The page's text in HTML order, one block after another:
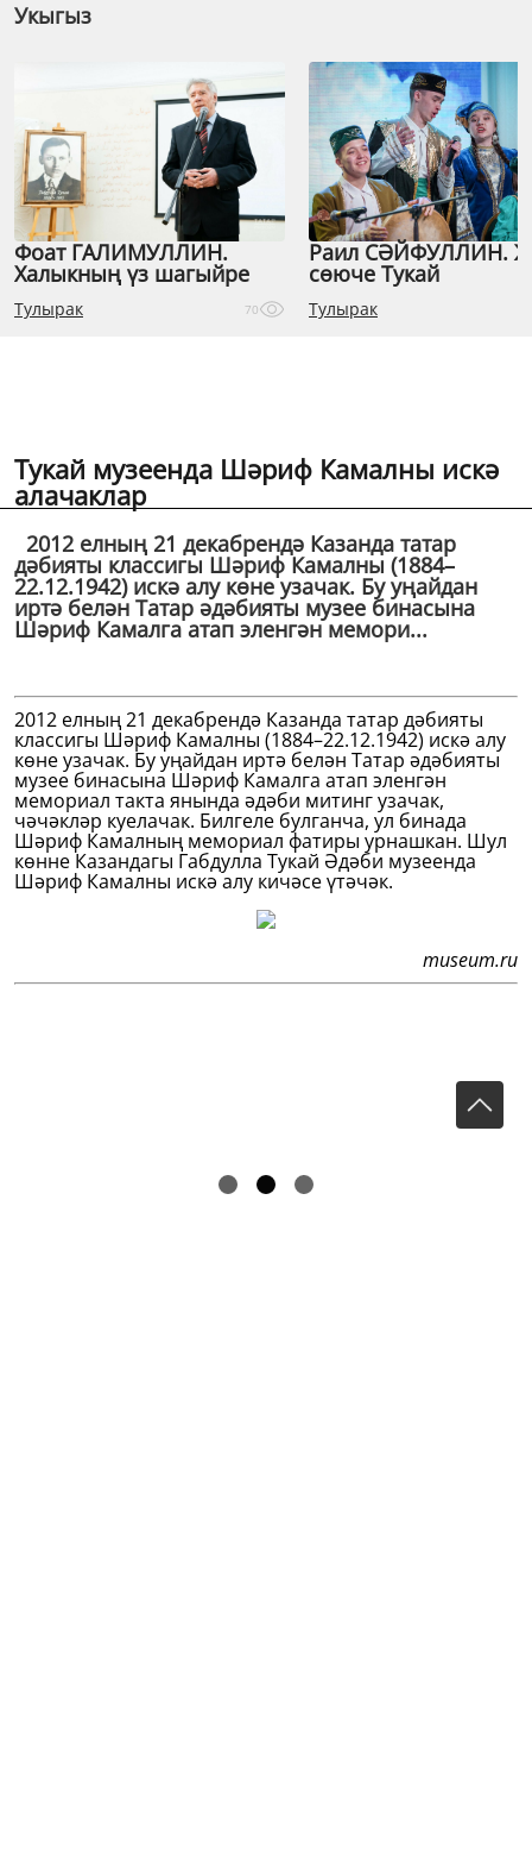
Укыгыз
Фоат ГАЛИМУЛЛИН.
Халыкның үз шагыйре
Тулырак 70
Раил СӘЙФУЛЛИН.
сөюче Тукай
Тулырак
Тукай музеенда Шәриф Камалны искә
алачаклар
2012 елның 21 декабрендә Казанда татар
дәбияты классигы Шәриф Камалны (1884–
22.12.1942) искә алу көне узачак. Бу уңайдан
иртә белән Татар әдәбияты музее бинасына
Шәриф Камалга атап эленгән мемори...
2012 елның 21 декабрендә Казанда татар дәбияты
классигы Шәриф Камалны (1884–22.12.1942) искә алу
көне узачак. Бу уңайдан иртә белән Татар әдәбияты
музее бинасына Шәриф Камалга атап эленгән
мемориал такта янында әдәби митинг узачак,
чәчәкләр куелачак. Билгеле булганча, ул бинада
Шәриф Камалның мемориал фатиры урнашкан. Шул
көнне Казандагы Габдулла Тукай Әдәби музеенда
Шәриф Камалны искә алу кичәсе үтәчәк.
museum.ru